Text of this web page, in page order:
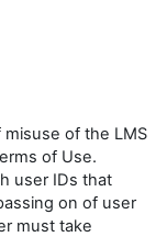
misuse of the LMS
of Use.
user IDs that
on of user
must take